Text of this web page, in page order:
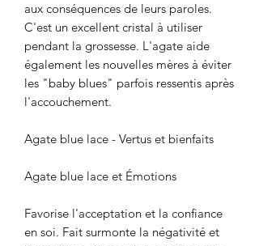
aux conséquences de leurs paroles.
C'est un excellent cristal à utiliser
pendant la grossesse. L'agate aide
également les nouvelles mères à éviter
les "baby blues" parfois ressentis après
l'accouchement.
Agate blue lace - Vertus et bienfaits
Agate blue lace et Émotions
Favorise l'acceptation et la confiance
en soi. Fait surmonte la négativité et